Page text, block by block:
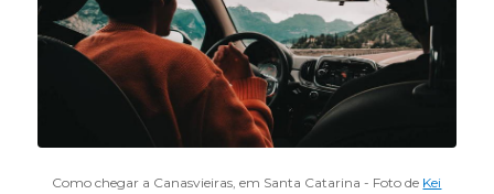
Como chegar a Canasvieiras, em Santa Catarina - Foto de Kei